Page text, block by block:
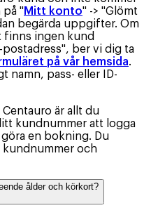
på "Mitt konto" -> "Glömt
begärda uppgifter. Om
finns ingen kund
ber vi dig ta
på vår hemsida.
namn, pass- eller ID-
är allt du
kundnummer att logga
en bokning. Du
kundnummer och
ålder och körkort?